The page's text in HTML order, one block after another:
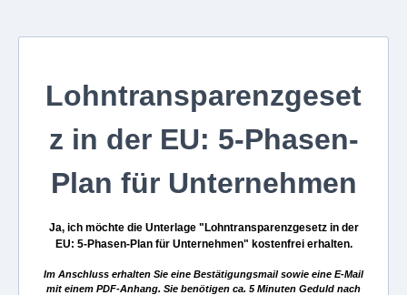
Lohntransparenzgeset
z in der EU: 5-Phasen-
Plan für Unternehmen
Ja, ich möchte die Unterlage "Lohntransparenzgesetz in der
EU: 5-Phasen-Plan für Unternehmen" kostenfrei erhalten.
Im Anschluss erhalten Sie eine Bestätigungsmail sowie eine E-Mail
mit einem PDF-Anhang. Sie benötigen ca. 5 Minuten Geduld nach